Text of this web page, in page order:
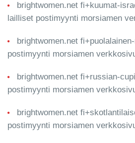
brightwomen.net fi+kuumat-
lailliset postimyynti morsiamen
brightwomen.net
postimyynti morsiamen
brightwomen.net fi+russian-
postimyynti morsiamen
brightwomen.net
postimyynti morsiamen